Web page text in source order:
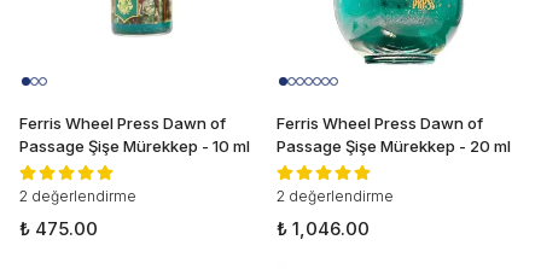
Ferris Wheel Press Dawn of
Passage Şişe Mürekkep - 10 ml
2 değerlendirme
₺ 475.00
Ferris Wheel Press Dawn of
Passage Şişe Mürekkep - 20 ml
2 değerlendirme
₺ 1,046.00